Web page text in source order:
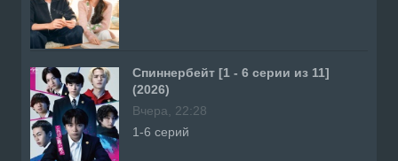
Спиннербейт [1 - 6 серии из 11]
(2026)
Вчера, 22:28
1-6 серий